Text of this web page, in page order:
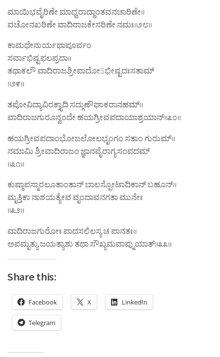
ಮಾಯಿಭವೈರಿಣೇ ಮಾಧ್ವರಾದ್ಧಾಂತವನಚಾರಿಣೇ॥
ವಚೋನಖರಿಣೇ ವಾದಿರಾಜಕೇಸರಿಣೇ ನಮಃ॥೨೮॥
ಕಾಮಧೇನುರ್ಯಥಾಪೂರ್ವಂ
ಸರ್ವಾಭಿಷ್ಟಫಲಪ್ರದಾ॥
ತಥಾಕಲೌ ವಾದಿರಾಜಶ್ರೀಪಾದೋSಭೀಷ್ಟದಃಸತಾಮ್‌
॥೨೯॥
ತಪೋವಿದ್ಯಾವಿರಕ್ತ್ಯಾದಿ ಸದ್ಗುಣೌಘಾಕರಾನಹಮ್‌॥
ವಾದಿರಾಜಗುರೂನ್ವಂದೇ ಹಯಗ್ರೀವಪದಾಯಾಶ್ರಯಾನ್‌॥೩೦॥
ಹಯಗ್ರೀವಪದಾಂಭೋಜಲೋಲಭೃಂಗಂ ಸತಾಂ ಗುರುಮ್‌॥
ನಮಾಮಿ ಶ್ರೀವಾದಿರಾಜಂ ಜ್ಞಾನವೈರಾಗ್ಯಸಂಪದಮ್‌
॥೩೧॥
ಕುಷ್ಠಾಪಸ್ಮಾರಲೂತಾಂತಾನ್‌ ಬಾಲಸ್ಫೋಟಾದಿಕಾನ್‌ ಬಹೂನ್‌॥
ಮೃತ್ತಿಕಾ ನಾಶಯತ್ಯೇವ ವೃಂದಾವನಗತಾ ಮುನೇಃ
॥೩೨॥
ವಾದಿರಾಜಗುರೋಃ ಪಾದಸಲಿಲಸ್ಯ ಚ ಪಾನತಃ॥
ಅಪಮೃತ್ಯು ಜಯತ್ಯಾಶು ತಥಾ ಸೌಖ್ಯಮವಾಪ್ನುಯಾತ್‌॥೩೩॥
Share this:
Facebook X LinkedIn
Telegram